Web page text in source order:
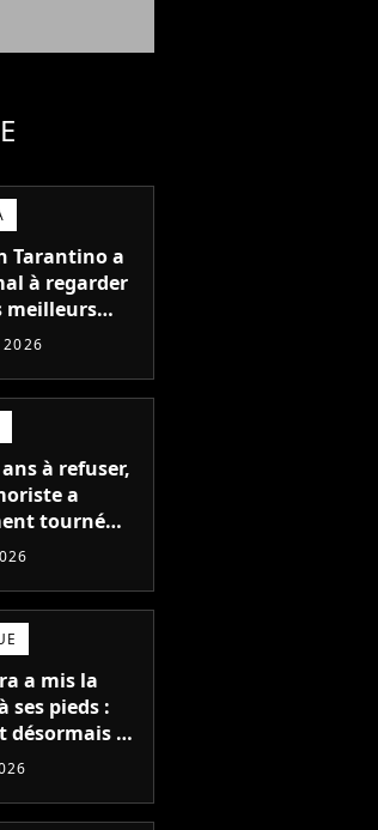
Tarantino a
à regarder
meilleurs
les
à peine
aller jusqu'au
de fin"
à refuser,
a
tourné
: qui rit sort
"J'ai
dit..."
a mis la
ses pieds :
désormais à
du
son
gros feat